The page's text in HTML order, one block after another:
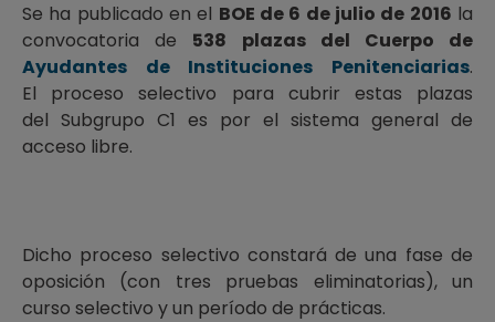
Se ha publicado en el BOE de 6 de julio de 2016 la
convocatoria de 538 plazas del Cuerpo de
Ayudantes de Instituciones Penitenciarias.
El proceso selectivo para cubrir estas plazas
del Subgrupo C1 es por el sistema general de
acceso libre.
Dicho proceso selectivo constará de una fase de
oposición (con tres pruebas eliminatorias), un
curso selectivo y un período de prácticas.